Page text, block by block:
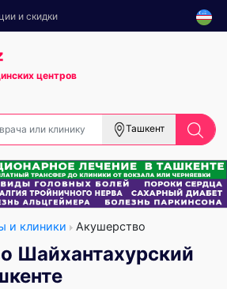
и скидки
центров
Ташкент
и клиники Акушерство
Шайхантахурский